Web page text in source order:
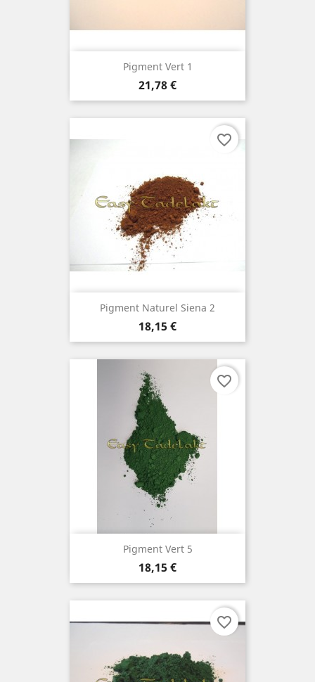
Pigment Vert 1
Prix
21,78 €
Pigment Naturel Siena 2
Prix
18,15 €
favorite_border
Pigment Vert 5
Prix
18,15 €
favorite_border
favorite_border